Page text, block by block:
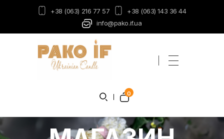
+38 (063) 216 77 57
+38 (063) 143 36 44
info@pako.if.ua
0